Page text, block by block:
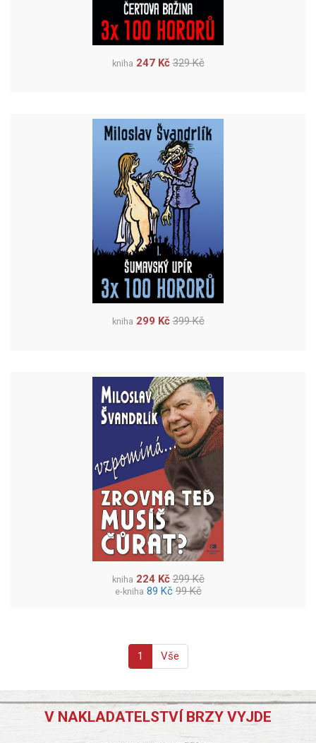
kniha 247 Kč 329 Kč
kniha 299 Kč 399 Kč
kniha 224 Kč 299 Kč
e-kniha 89 Kč 99 Kč
1 Vše
V NAKLADATELSTVÍ BRZY VYJDE